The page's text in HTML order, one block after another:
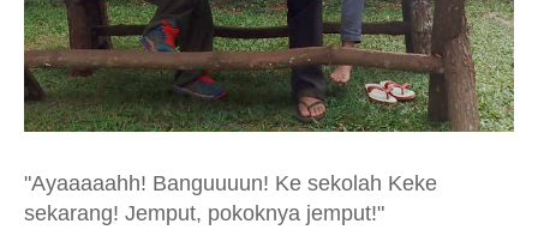
"Ayaaaaahh! Banguuuun! Ke sekolah Keke
sekarang! Jemput, pokoknya jemput!"